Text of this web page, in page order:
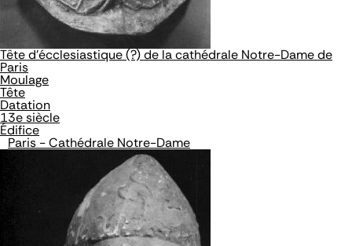
Tête d'écclesiastique (?) de la cathédrale Notre-Dame de
Paris
Moulage
Tête
Datation
13e siècle
Édifice
Paris - Cathédrale Notre-Dame